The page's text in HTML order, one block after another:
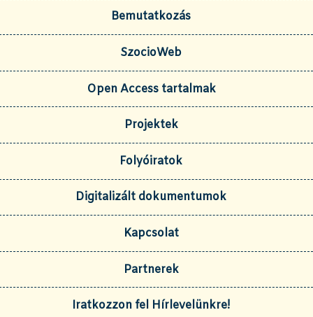
Bemutatkozás
SzocioWeb
Open Access tartalmak
Projektek
Folyóiratok
Digitalizált dokumentumok
Kapcsolat
Partnerek
Iratkozzon fel Hírlevelünkre!